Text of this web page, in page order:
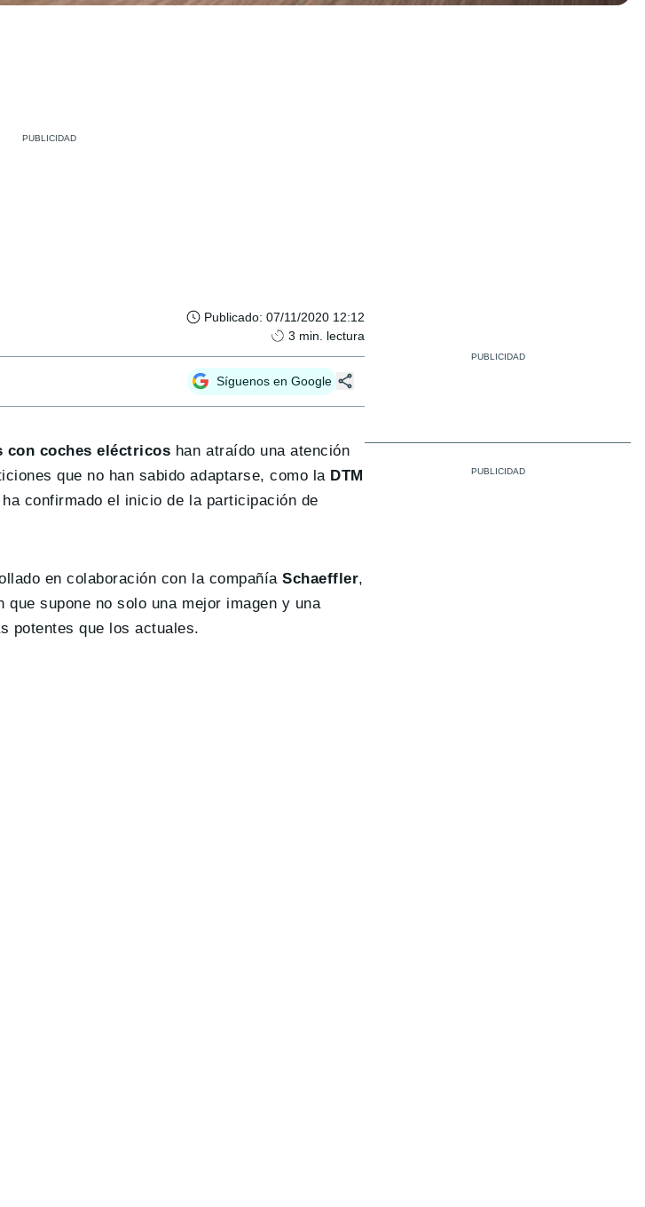
Publicado: 07/11/2020 12:12
3 min. lectura
Síguenos en Google
con coches eléctricos han atraído una atención
que no han sabido adaptarse, como la DTM
confirmado el inicio de la participación de
en colaboración con la compañíaSchaeffler,
supone no solo una mejor imagen y una
potentes que los actuales.